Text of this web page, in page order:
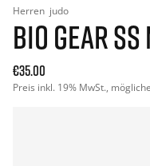
Herren judo
BIO GEAR SS
€35.00
Preis inkl. 19% MwSt.,